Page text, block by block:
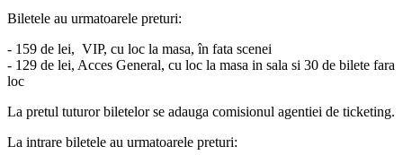
Biletele au urmatoarele preturi:
- 159 de lei, VIP, cu loc la masa, în fata scenei
- 129 de lei, Acces General, cu loc la masa in sala si 30 de bilete fara
loc
La pretul tuturor biletelor se adauga comisionul agentiei de ticketing.
La intrare biletele au urmatoarele preturi: